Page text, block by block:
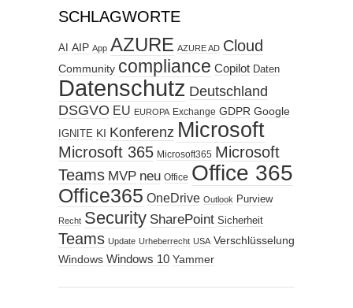
SCHLAGWORTE
AI AIP App AZURE AZURE AD Cloud
Community compliance Copilot Daten
Datenschutz Deutschland
DSGVO EU EUROPA Exchange GDPR Google
IGNITE KI Konferenz Microsoft
Microsoft 365 Microsoft365 Microsoft
Teams MVP neu Office Office 365
Office365 OneDrive Outlook Purview
Recht Security SharePoint Sicherheit
Teams Update Urheberrecht USA Verschlüsselung
Windows Windows 10 Yammer